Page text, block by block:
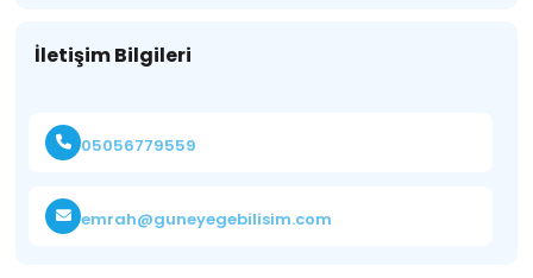
İletişim Bilgileri
05056779559
emrah@guneyegebilisim.com